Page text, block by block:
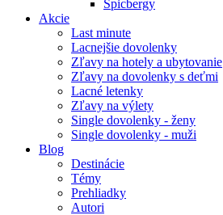
Špicbergy
Akcie
Last minute
Lacnejšie dovolenky
Zľavy na hotely a ubytovanie
Zľavy na dovolenky s deťmi
Lacné letenky
Zľavy na výlety
Single dovolenky - ženy
Single dovolenky - muži
Blog
Destinácie
Témy
Prehliadky
Autori